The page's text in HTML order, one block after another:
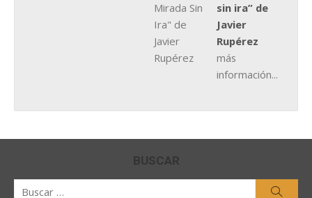
sin ira” de
Javier
Rupérez
más
información...
BUSCAR